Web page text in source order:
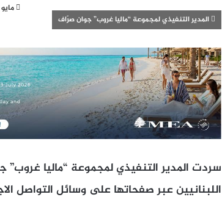
مايو 29, 2026
المدير التنفيذي لمجموعة “ماليا غروب” جوان صرّاف
سردت المدير التنفيذي لمجموعة “ماليا
اللبنانيين عبر صفحاتها على وسائل التواصل